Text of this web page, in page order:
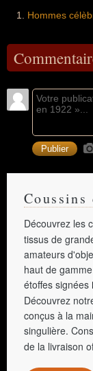
Hommes
Découvrez les
tissus de
amateurs
haut de
étoffes signées
Découvrez
conçus à la
singulière.
de la livraison